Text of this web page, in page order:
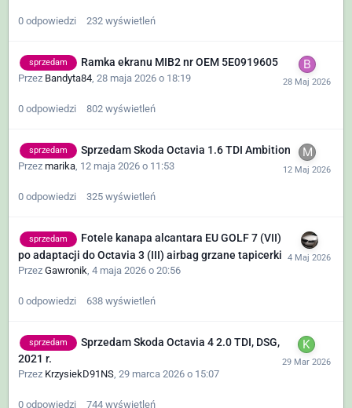
0 odpowiedzi 232 wyświetleń
sprzedam Ramka ekranu MIB2 nr OEM 5E0919605
Przez Bandyta84, 28 maja 2026 o 18:19
0 odpowiedzi 802 wyświetleń
sprzedam Sprzedam Skoda Octavia 1.6 TDI Ambition
Przez marika, 12 maja 2026 o 11:53
0 odpowiedzi 325 wyświetleń
sprzedam
Fotele kanapa alcantara EU GOLF 7 (VII)
po adaptacji do Octavia 3 (III) airbag grzane tapicerki
Przez Gawronik 4 maja 2026 o 20:56
0 odpowiedzi 638 wyświetleń
sprzedam
Sprzedam Skoda Octavia 4 2.0 TDI, DSG,
2021 r.
Przez KrzysiekD91NS, 29 marca 2026 o 15:07
0 odpowiedzi 744 wyświetleń